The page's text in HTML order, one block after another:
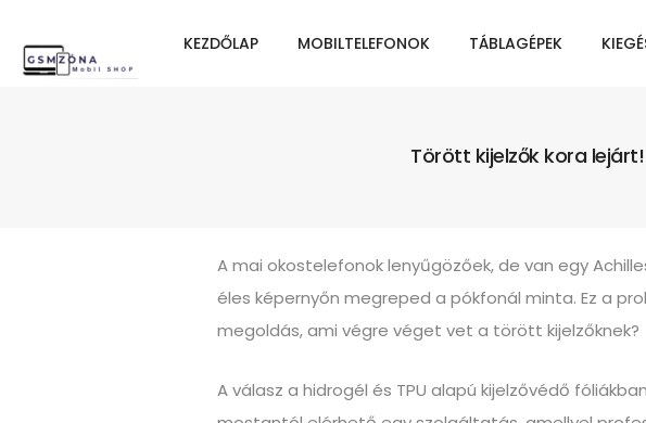
KEZDŐLAP MOBILTELEFONOK TÁBLAGÉPEK
Törött kijelzők kora lejárt!
A mai okostelefonok lenyűgözőek, de van egy
éles képernyőn megreped a pókfonál minta. Ez a
megoldás, ami végre véget vet a törött kijelzőknek?
A válasz a hidrogél és TPU alapú kijelzővédő